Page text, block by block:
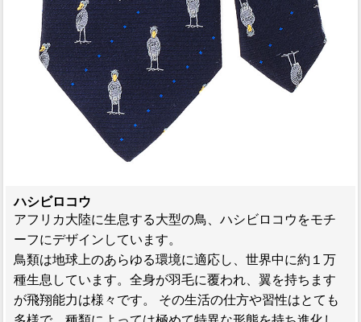
ハシビロコウ
アフリカ大陸に生息する大型の鳥、ハシビロコウをモチ
ーフにデザインしています。
鳥類は地球上のあらゆる環境に適応し、世界中に約１万
種生息しています。全身が羽毛に覆われ、翼を持ちます
が飛翔能力は様々です。 その生活の仕方や習性はとても